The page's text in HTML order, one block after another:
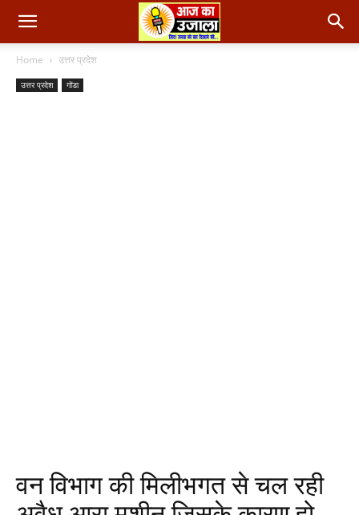
Home उत्तर प्रदेश
उत्तर प्रदेश गोंडा
वन विभाग की मिलीभगत से चल रही